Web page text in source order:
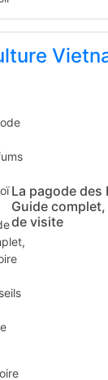
La pagode des
Guide
de visite